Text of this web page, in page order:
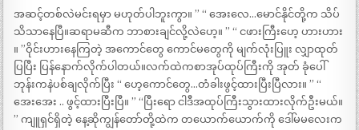
အဆင့်တစ်လဲမင်းရမှာ မဟုတ်ပါဘူးကွာ။ ” “ အေးလေ…မောင်နိုင်တို့က သိပ်
သိသာနေပြီ။ဆရာမဆီက ဘာစားချင်လို့လဲဟေ့။ ” “ ငဖားကြီးဟေ့ ဟားဟား
။ ”ဝိုင်းဟားနေကြတဲ့ အကောင်တွေ ကောင်မတွေကို မျက်လုံးပြူး လျှာထုတ်
ပြပြီး ပြန်နောက်လိုက်ပါတယ်။လက်ထဲကစာအုပ်ထုပ်ကြီးကို အုတ် ခုံပေါ်
ဘုန်းကနဲပစ်ချလိုက်ပြီး “ ဟေ့ကောင်တွေ…တံခါးဖွင့်ထားပြီးပြီလား။ ” “
အေးအေး .. ဖွင့်ထားပြီးပြီ။ ” “ပြီးရော ငါဒီအထုပ်ကြီးသွားထားလိုက်ဦးမယ်။
” ကျူရှင်ရှိတဲ့ နေ့ဆိုကျွန်တော်တို့ထဲက တယောက်ယောက်ကို ဒေါ်မမလေးက